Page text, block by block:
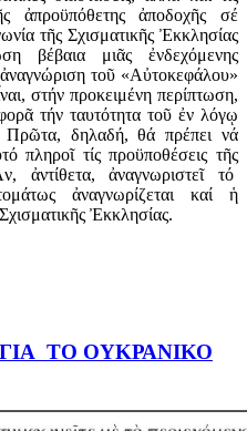
ἀπροϋπόθετης ἀποδοχῆς σέ
τῆς Σχισματικῆς Ἐκκλησίας
βέβαια μιᾶς ἐνδεχόμενης
τοῦ «Αὐτοκεφάλου»
στήν προκειμένη περίπτωση,
τήν ταυτότητα τοῦ ἐν λόγῳ
Πρῶτα, δηλαδή, θά πρέπει νά
πληροῖ τίς προϋποθέσεις τῆς
ἀντίθετα, ἀναγνωριστεῖ τό
ἀναγνωρίζεται καί ἡ
Ἐκκλησίας.
TO ΟΥΚΡΑΝΙΚΟ